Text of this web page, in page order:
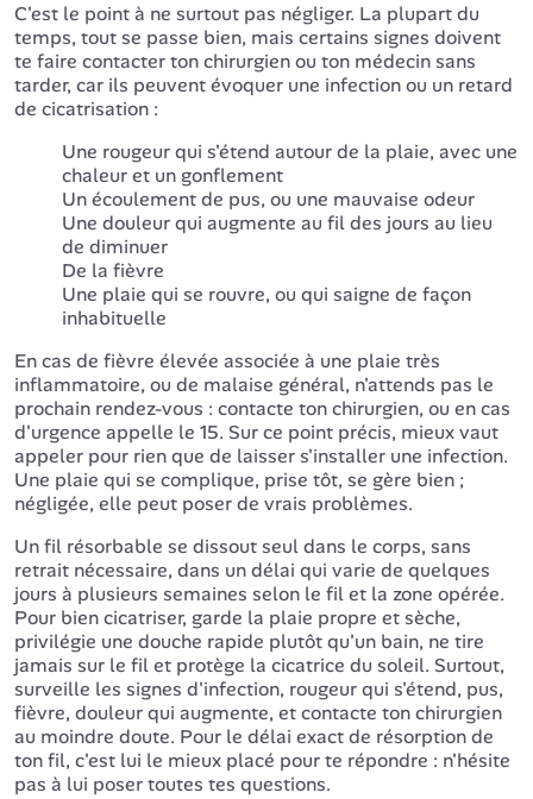
C'est le point à ne surtout pas négliger. La plupart du
temps, tout se passe bien, mais certains signes doivent
te faire contacter ton chirurgien ou ton médecin sans
tarder, car ils peuvent évoquer une infection ou un retard
de cicatrisation :
Une rougeur qui s'étend autour de la plaie, avec une
chaleur et un gonflement
Un écoulement de pus, ou une mauvaise odeur
Une douleur qui augmente au fil des jours au lieu
de diminuer
De la fièvre
Une plaie qui se rouvre, ou qui saigne de façon
inhabituelle
En cas de fièvre élevée associée à une plaie très
inflammatoire, ou de malaise général, n'attends pas le
prochain rendez-vous : contacte ton chirurgien, ou en cas
d'urgence appelle le 15. Sur ce point précis, mieux vaut
appeler pour rien que de laisser s'installer une infection.
Une plaie qui se complique, prise tôt, se gère bien ;
négligée, elle peut poser de vrais problèmes.
Un fil résorbable se dissout seul dans le corps, sans
retrait nécessaire, dans un délai qui varie de quelques
jours à plusieurs semaines selon le fil et la zone opérée.
Pour bien cicatriser, garde la plaie propre et sèche,
privilégie une douche rapide plutôt qu'un bain, ne tire
jamais sur le fil et protège la cicatrice du soleil. Surtout,
surveille les signes d'infection, rougeur qui s'étend, pus,
fièvre, douleur qui augmente, et contacte ton chirurgien
au moindre doute. Pour le délai exact de résorption de
ton fil, c'est lui le mieux placé pour te répondre : n'hésite
pas à lui poser toutes tes questions.